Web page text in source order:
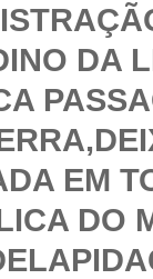
DA
EM
DO